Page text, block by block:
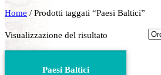
Home / Prodotti taggati “Paesi Baltici”
Visualizzazione del risultato
Paesi Baltici